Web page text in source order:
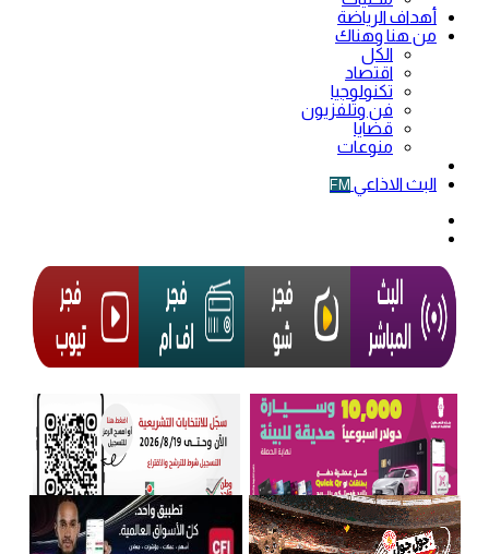
أهداف الرياضة
من هنا وهناك
الكل
اقتصاد
تكنولوجيا
فن وتلفزيون
قضايا
منوعات
البث الاذاعي FM